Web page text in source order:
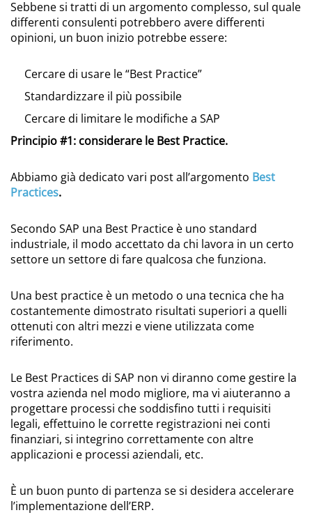
Sebbene si tratti di un argomento complesso, sul quale
differenti consulenti potrebbero avere differenti
opinioni, un buon inizio potrebbe essere:
Cercare di usare le “Best Practice”
Standardizzare il più possibile
Cercare di limitare le modifiche a SAP
Principio #1: considerare le Best Practice.
Abbiamo già dedicato vari post all’argomento Best
Practices.
Secondo SAP una Best Practice è uno standard
industriale, il modo accettato da chi lavora in un certo
settore un settore di fare qualcosa che funziona.
Una best practice è un metodo o una tecnica che ha
costantemente dimostrato risultati superiori a quelli
ottenuti con altri mezzi e viene utilizzata come
riferimento.
Le Best Practices di SAP non vi diranno come gestire la
vostra azienda nel modo migliore, ma vi aiuteranno a
progettare processi che soddisfino tutti i requisiti
legali, effettuino le corrette registrazioni nei conti
finanziari, si integrino correttamente con altre
applicazioni e processi aziendali, etc.
È un buon punto di partenza se si desidera accelerare
l’implementazione dell’ERP.